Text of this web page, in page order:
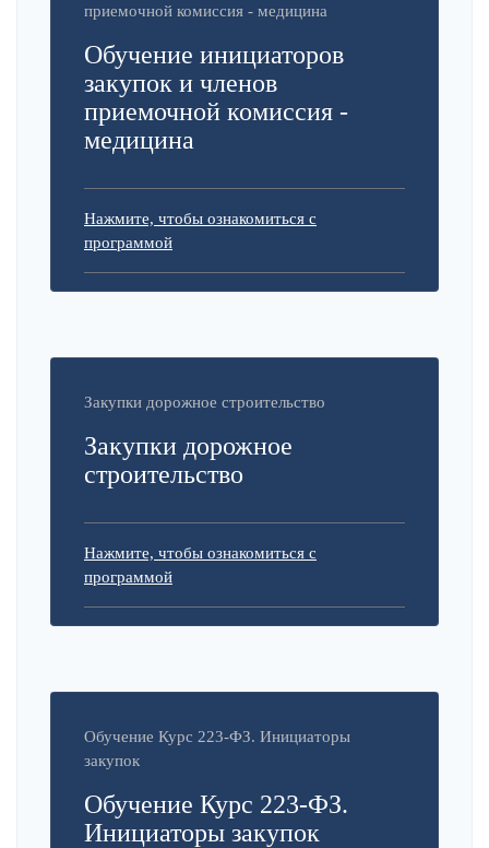
приемочной комиссия - медицина
Обучение инициаторов
закупок и членов
приемочной комиссия -
медицина
Нажмите, чтобы ознакомиться с
программой
Закупки дорожное строительство
Закупки дорожное
строительство
Нажмите, чтобы ознакомиться с
программой
Обучение Курс 223-ФЗ. Инициаторы
закупок
Обучение Курс 223-ФЗ.
Инициаторы закупок